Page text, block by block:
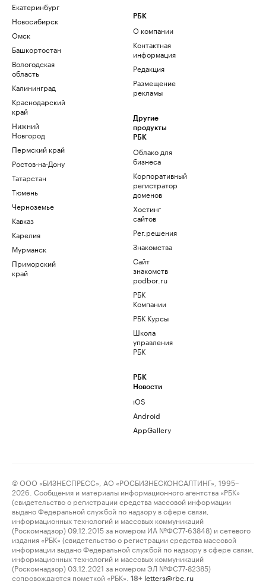
Екатеринбург
Новосибирск
Омск
Башкортостан
Вологодская
область
Калининград
Краснодарский
край
Нижний
Новгород
Пермский край
Ростов-на-Дону
Татарстан
Тюмень
Черноземье
Кавказ
Карелия
Мурманск
Приморский
край
РБК
О компании
Контактная
информация
Редакция
Размещение
рекламы
Другие
продукты
РБК
Облако для
бизнеса
Корпоративный
регистратор
доменов
Хостинг
сайтов
Рег.решения
Знакомства
Сайт
знакомств
podbor.ru
РБК
Компании
РБК Курсы
Школа
управления
РБК
РБК
Новости
iOS
Android
AppGallery
© ООО «БИЗНЕСПРЕСС», АО «РОСБИЗНЕСКОНСАЛТИНГ», 1995–
2026. Сообщения и материалы информационного агентства «РБК»
(свидетельство о регистрации средства массовой информации
выдано Федеральной службой по надзору в сфере связи,
информационных технологий и массовых коммуникаций
(Роскомнадзор) 09.12.2015 за номером ИА №ФС77-63848) и сетевого
издания «РБК» (свидетельство о регистрации средства массовой
информации выдано Федеральной службой по надзору в сфере связи,
информационных технологий и массовых коммуникаций
(Роскомнадзор) 03.12.2021 за номером ЭЛ №ФС77-82385)
сопровождаются пометкой «РБК».
18+ letters@rbc.ru